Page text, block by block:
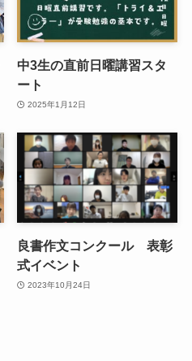
中3生の直前日曜講習スタ
ート
2025年1月12日
良書作文コンクール 表彰
式イベント
2023年10月24日